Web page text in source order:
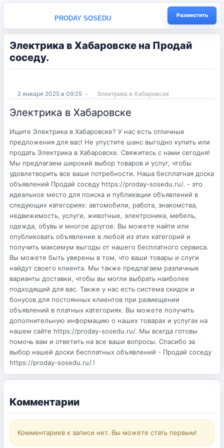
PRODAY SOSEDU Разместить
Электрика в Хабаровске на Продай
соседу.
3 января 2025 в 09:25 - Электрика в Хабаровске
Электрика в Хабаровске
Ищите Электрика в Хабаровске? У нас есть отличные
предложения для вас! Не упустите шанс выгодно купить или
продать Электрика в Хабаровске. Свяжитесь с нами сегодня!
Мы предлагаем широкий выбор товаров и услуг, чтобы
удовлетворить все ваши потребности. Наша бесплатная доска
объявлений Продай соседу https://proday-sosedu.ru/. - это
идеальное место для поиска и публикации объявлений в
следующих категориях: автомобили, работа, знакомства,
недвижимость, услуги, животные, электроника, мебель,
одежда, обувь и многое другое. Вы можете найти или
опубликовать объявление в любой из этих категорий и
получить максимум выгоды от нашего бесплатного сервиса.
Вы можете быть уверены в том, что ваши товары и слуги
найдут своего клиента. Мы также предлагаем различные
варианты доставки, чтобы вы могли выбрать наиболее
подходящий для вас. Также у нас есть система скидок и
бонусов для постоянных клиентов при размещении
объявлений в платных категориях. Вы можете получить
дополнительную информацию о наших товарах и услугах на
нашем сайте https://proday-sosedu.ru/. Мы всегда готовы
помочь вам и ответить на все ваши вопросы. Спасибо за
выбор нашей доски бесплатных объявлений - Продай соседу
https://proday-sosedu.ru/.!
Комментарии
Комментариев к записи нет. Вы можете стать первым!